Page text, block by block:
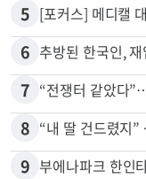
5 [포커스] 메디캘
6 추방된 한국인,
7 “전쟁터 같았다
8
9 부에나파크 한인